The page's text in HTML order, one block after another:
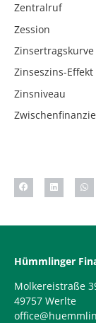
Zentralruf
Zession
Zinsertragskurve
Zinseszins-Effekt
Zinsniveau
Hümmlinger
Molkereistraße
49757 Werlte